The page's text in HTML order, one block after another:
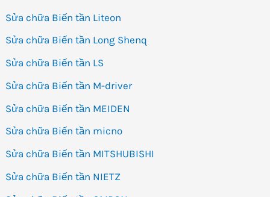
Sửa chữa Biến tần Liteon
Sửa chữa Biến tần Long Shenq
Sửa chữa Biến tần LS
Sửa chữa Biến tần M-driver
Sửa chữa Biến tần MEIDEN
Sửa chữa Biến tần micno
Sửa chữa Biến tần MITSHUBISHI
Sửa chữa Biến tần NIETZ